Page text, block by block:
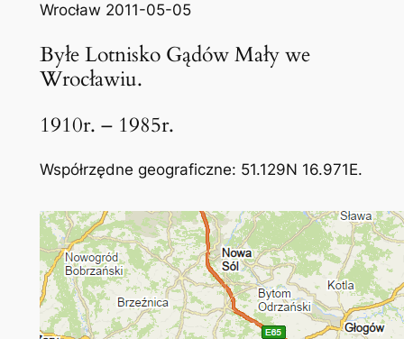
Wrocław 2011-05-05
Byłe Lotnisko Gądów Mały we
Wrocławiu.
1910r. – 1985r.
Współrzędne geograficzne: 51.129N 16.971E.